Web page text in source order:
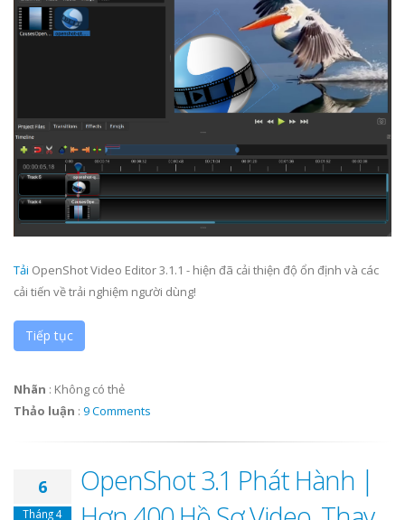
Tải OpenShot Video Editor 3.1.1 - hiện đã cải thiện độ ổn định và các
cải tiến về trải nghiệm người dùng!
Tiếp tục
Nhãn : Không có thẻ
Thảo luận : 9 Comments
6
Tháng 4
OpenShot 3.1 Phát Hành |